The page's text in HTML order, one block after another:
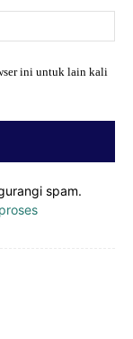
ini untuk lain kali
spam.